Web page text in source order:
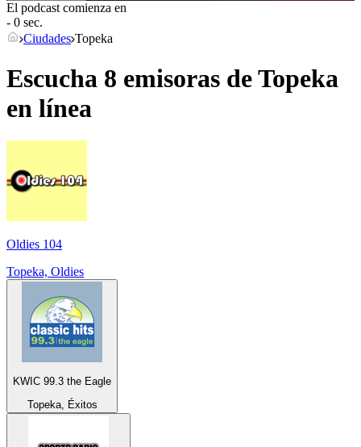
El podcast comienza en
- 0 sec.
Ciudades Topeka
Escucha 8 emisoras deTopeka
en línea
Oldies 104
Topeka, Oldies
KWIC 99.3 the Eagle
Topeka, Éxitos